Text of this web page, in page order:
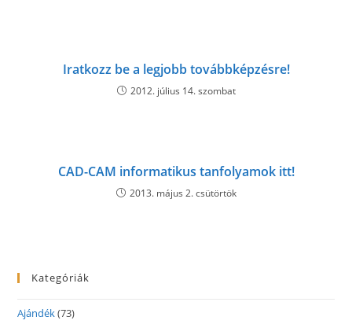
Iratkozz be a legjobb továbbképzésre!
2012. július 14. szombat
CAD-CAM informatikus tanfolyamok itt!
2013. május 2. csütörtök
Kategóriák
Ajándék(73)